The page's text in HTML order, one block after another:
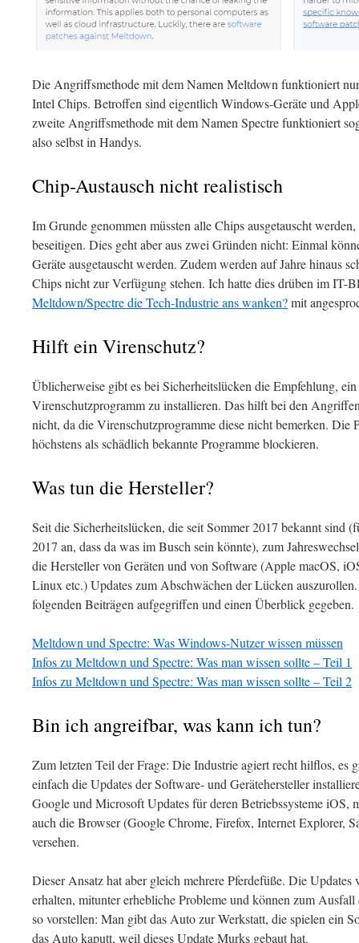
Die Angriffsmethode mit dem Namen Meltdown funktioniert
Intel Chips. Betroffen sind eigentlich Windows-Geräte und
zweite Angriffsmethode mit dem Namen Spectre funktioniert
also selbst in Handys.
Chip-Austausch nicht realistisch
Im Grunde genommen müssten alle Chips ausgetauscht
beseitigen. Dies geht aber aus zwei Gründen nicht: Einmal
Geräte ausgetauscht werden. Zudem werden auf Jahre hinaus
Chips nicht zur Verfügung stehen. Ich hatte dies drüben im IT-
Meltdown/Spectre die Tech-Industrie ans wanken?mit
Hilft ein Virenschutz?
Üblicherweise gibt es bei Sicherheitslücken die Empfehlung,
Virenschutzprogramm zu installieren. Das hilft bei den
nicht, da die Virenschutzprogramme diese nicht bemerken. Die
höchstens als schädlich bekannte Programme blockieren.
Was tun die Hersteller?
Seit die Sicherheitslücken, die seit Sommer 2017 bekannt sind
2017 an, dass da was im Busch sein könnte), zum
die Hersteller von Geräten und von Software (Apple macOS,
Linux etc.) Updates zum Abschwächen der Lücken
folgenden Beiträgen aufgegriffen und einen Überblick gegeben.
Meltdown und Spectre: Was Windows-Nutzer wissen müssen
Infos zu Meltdown und Spectre: Was man wissen sollte – Teil 1
Infos zu Meltdown und Spectre: Was man wissen sollte – Teil 2
Bin ich angreifbar, was kann ich tun?
Zum letzten Teil der Frage: Die Industrie agiert recht hilflos, es
einfach die Updates der Software- und Gerätehersteller
Google und Microsoft Updates für deren Betriebssysteme
auch die Browser (Google Chrome, Firefox, Internet Explorer,
versehen.
Dieser Ansatz hat aber gleich mehrere Pferdefüße. Die Updates
erhalten, mitunter erhebliche Probleme und können zum Ausfall
so vorstellen: Man gibt das Auto zur Werkstatt, die spielen ein
das Auto kaputt, weil dieses Update Murks gebaut hat.